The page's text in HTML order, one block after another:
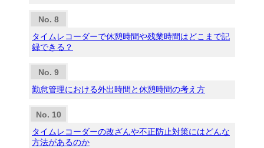
タイムレコーダーで休憩時間や残業時間はどこまで記
録できる？
勤怠管理における外出時間と休憩時間の考え方
タイムレコーダーの改ざんや不正防止対策にはどんな
方法があるのか